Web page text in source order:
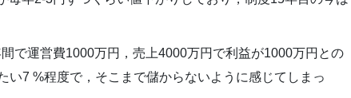
で運営費1000万円，売上4000万円で利益が1000万円との
い7 %程度で，そこまで儲からないように感じてしまっ